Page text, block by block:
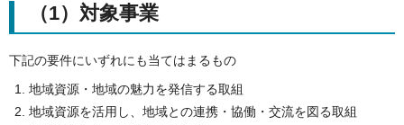
（1）対象事業
下記の要件にいずれにも当てはまるもの
地域資源・地域の魅力を発信する取組
地域資源を活用し、地域との連携・協働・交流を図る取組